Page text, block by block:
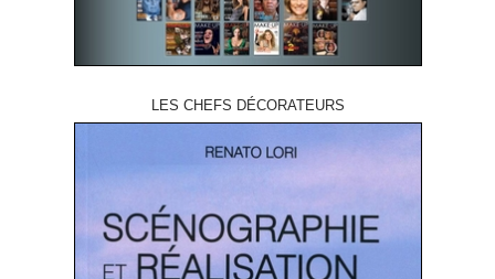
LES CHEFS DÉCORATEURS